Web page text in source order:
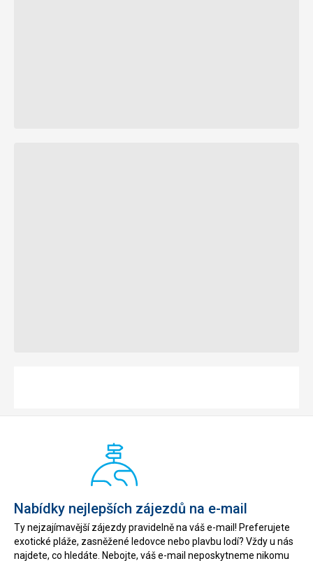
Nabídky nejlepších zájezdů na e-mail
Ty nejzajímavější zájezdy pravidelně na váš e-mail! Preferujete
exotické pláže, zasněžené ledovce nebo plavbu lodí? Vždy u nás
najdete, co hledáte. Nebojte, váš e-mail neposkytneme nikomu